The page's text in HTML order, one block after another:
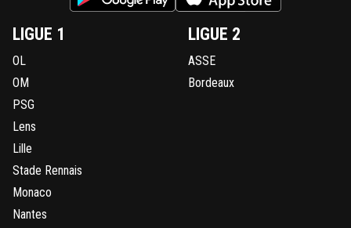
LIGUE 1
OL
OM
PSG
Lens
Lille
Stade Rennais
Monaco
Nantes
LIGUE 2
ASSE
Bordeaux